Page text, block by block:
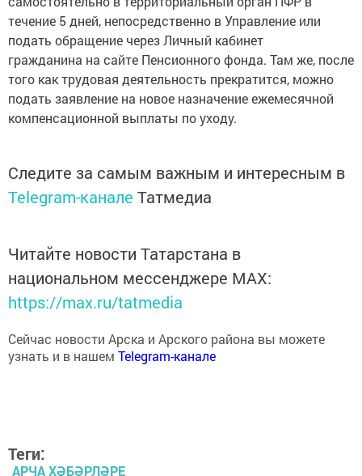
течение 5 дней, непосредственно в Управление или
подать обращение через Личный кабинет
гражданина на сайте Пенсионного фонда. Там же, после
того как трудовая деятельность прекратится, можно
подать заявление на новое назначение ежемесячной
компенсационной выплаты по уходу.
Telegram-каналеТатмедиа
Читайте новости Татарстана в
национальном мессенджере MАХ:
https://max.ru/tatmedia
узнать и в нашемTelegram-канале
АРЧА ХӘБӘРЛӘРЕ